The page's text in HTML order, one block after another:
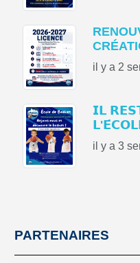
il y a 2
𝗜𝗟
il y a 3
PARTENAIRES